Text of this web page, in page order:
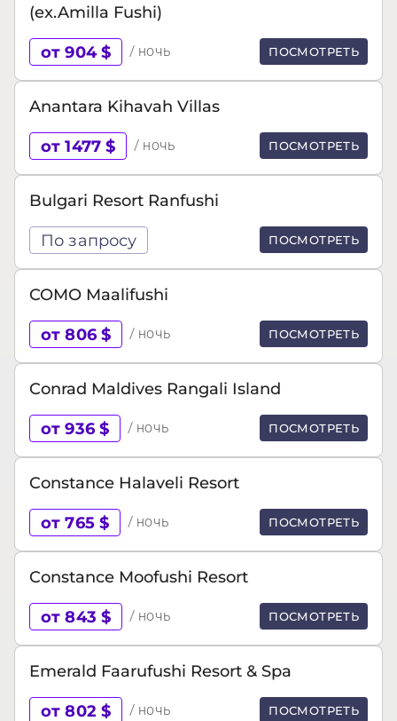
(ex.Amilla Fushi)
от 904 $ / ночь ПОСМОТРЕТЬ
Anantara Kihavah Villas
от 1477 $ / ночь ПОСМОТРЕТЬ
Bulgari Resort Ranfushi
По запросу ПОСМОТРЕТЬ
COMO Maalifushi
от 806 $ / ночь ПОСМОТРЕТЬ
Conrad Maldives Rangali Island
от 936 $ / ночь ПОСМОТРЕТЬ
Constance Halaveli Resort
от 765 $ / ночь ПОСМОТРЕТЬ
Constance Moofushi Resort
от 843 $ / ночь ПОСМОТРЕТЬ
Emerald Faarufushi Resort & Spa
от 802 $ / ночь ПОСМОТРЕТЬ